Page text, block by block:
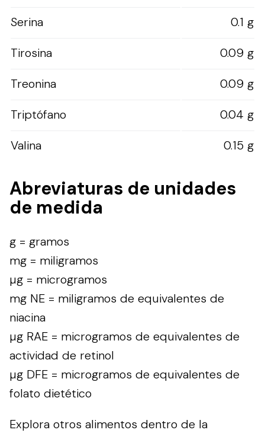
Serina
0.1 g
Tirosina
0.09 g
Treonina
0.09 g
Triptófano
0.04 g
Valina
0.15 g
Abreviaturas de unidades
de medida
g = gramos
mg = miligramos
µg = microgramos
mg NE = miligramos de equivalentes de
niacina
µg RAE = microgramos de equivalentes de
actividad de retinol
µg DFE = microgramos de equivalentes de
folato dietético
Explora otros alimentos dentro de la